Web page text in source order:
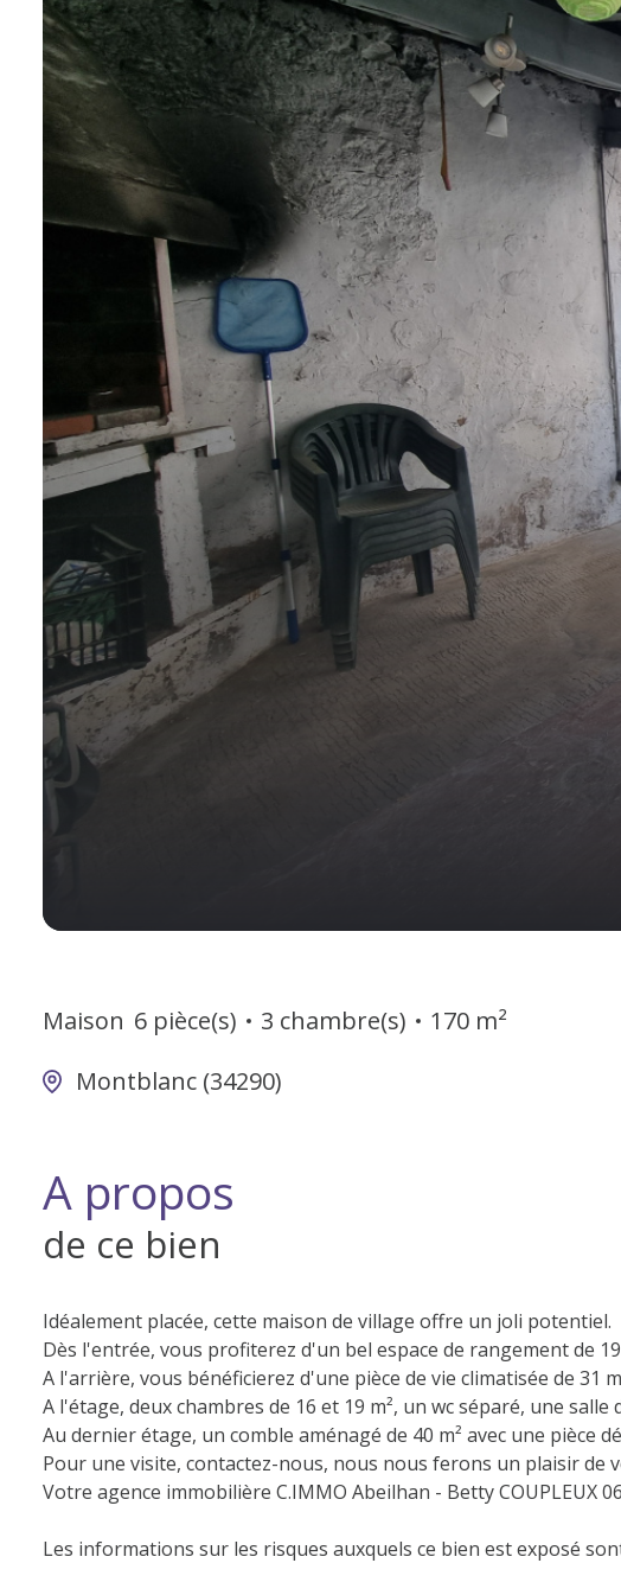
contact
Maison 6 pièce(s) 3 chambre(s)
170 m²
Montblanc (34290)
A propos
de ce bien
Idéalement placée, cette maison de village offre un joli potentiel.
Dès l'entrée, vous profiterez d'un bel espace de rangement de
A l'arrière, vous bénéficierez d'une pièce de vie climatisée de 31
A l'étage, deux chambres de 16 et 19 m², un wc séparé, une
Au dernier étage, un comble aménagé de 40 m² avec une pièce
Pour une visite, contactez-nous, nous nous ferons un plaisir de
Votre agence immobilière C.IMMO Abeilhan - Betty COUPLEUX
Les informations sur les risques auxquels ce bien est exposé